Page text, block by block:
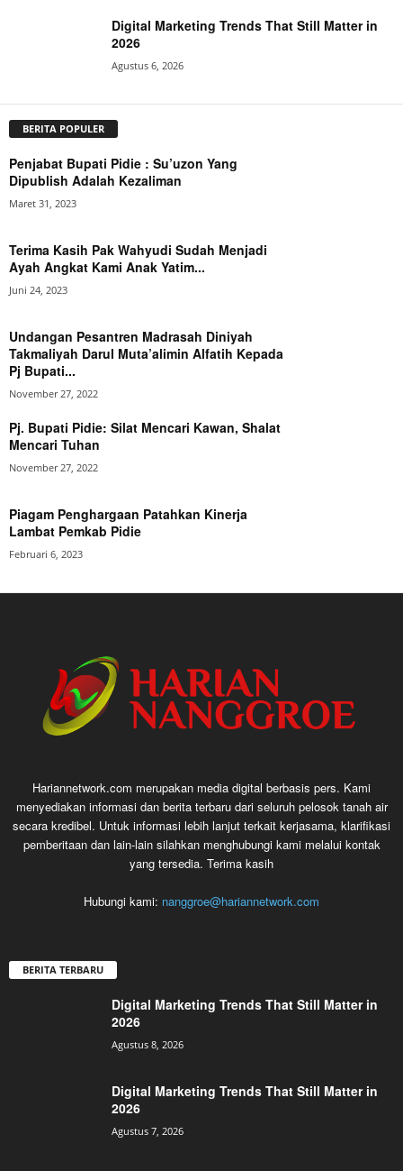
Digital Marketing Trends That Still Matter in
2026
Agustus 6, 2026
BERITA POPULER
Penjabat Bupati Pidie : Su’uzon Yang
Dipublish Adalah Kezaliman
Maret 31, 2023
Terima Kasih Pak Wahyudi Sudah Menjadi
Ayah Angkat Kami Anak Yatim...
Juni 24, 2023
Undangan Pesantren Madrasah Diniyah
Takmaliyah Darul Muta’alimin Alfatih Kepada
Pj Bupati...
November 27, 2022
Pj. Bupati Pidie: Silat Mencari Kawan, Shalat
Mencari Tuhan
November 27, 2022
Piagam Penghargaan Patahkan Kinerja
Lambat Pemkab Pidie
Februari 6, 2023
Hariannetwork.com merupakan media digital berbasis pers. Kami
menyediakan informasi dan berita terbaru dari seluruh pelosok tanah air
secara kredibel. Untuk informasi lebih lanjut terkait kerjasama, klarifikasi
pemberitaan dan lain-lain silahkan menghubungi kami melalui kontak
yang tersedia. Terima kasih
Hubungi kami: nanggroe@hariannetwork.com
BERITA TERBARU
Digital Marketing Trends That Still Matter in
2026
Agustus 8, 2026
Digital Marketing Trends That Still Matter in
2026
Agustus 7, 2026